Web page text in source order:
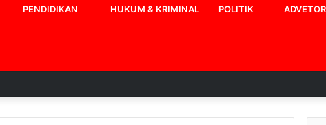
PENDIDIKAN HUKUM & KRIMINAL POLITIK